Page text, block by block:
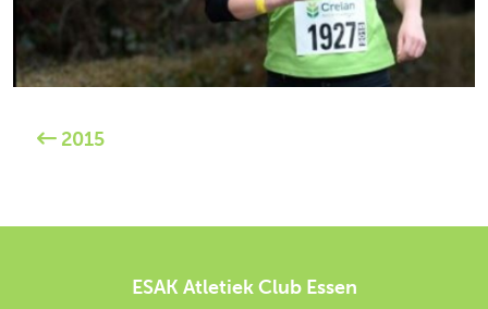
2015
ESAK Atletiek Club Essen